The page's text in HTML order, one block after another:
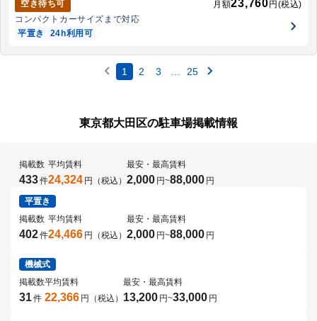
空き待ち可 月額23,760 円(税込)
コンパクトカーサイズまで対応
平置き
24h利用可
1 2 3 25
東京都大田区の駐車場掲載情報
掲載数
433件
平均賃料
24,324 円（税込）
最安・最高賃料
2,000 円~88,000 円
平置き
掲載数
402件
平均賃料
24,466 円（税込）
最安・最高賃料
2,000 円~88,000 円
機械式
掲載数
31件
平均賃料
22,366 円（税込）
最安・最高賃料
13,200 円~33,000 円